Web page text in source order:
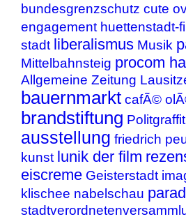
bundesgrenzschutz cute
engagement huettenstadt-
stadt liberalismus Musik
Mittelbahnsteig procom
Allgemeine Zeitung
bauernmarkt cafÃ©
brandstiftung
ausstellung friedrich
kunst lunik der film
eiscreme Geisterstadt
klischee nabelschau